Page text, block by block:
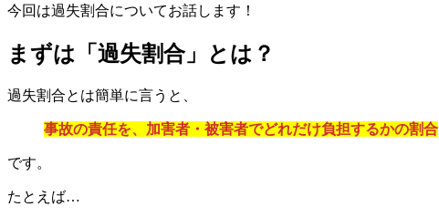
今回は過失割合についてお話します！
まずは「過失割合」とは？
過失割合とは簡単に言うと、
事故の責任を、加害者・被害者でどれだけ負担するかの割合
です。
たとえば…